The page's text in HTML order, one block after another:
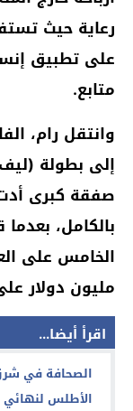
رعاية حيث
متابع.
وانتقل رام،
إلى بطولة
صفقة كبرى
بالكامل،
مليون دولار
اقرأ أيضا...
الصحافة في
الأطلس لنهائي